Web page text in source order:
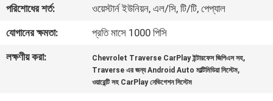
পরিশোধের শর্ত:
ওয়েস্টার্ন ইউনিয়ন, এল/সি, টি/টি, পেপ্যাল
যোগানের ক্ষমতা:
প্রতি মাসে 1000 পিসি
লক্ষণীয় করা:
Chevrolet Traverse CarPlay ইন্টারফেস জিপিএস সহ,
Traverse এর জন্য Android Auto মাল্টিমিডিয়া সিস্টেম,
ওয়ারেন্টি সহ CarPlay নেভিগেশন সিস্টেম